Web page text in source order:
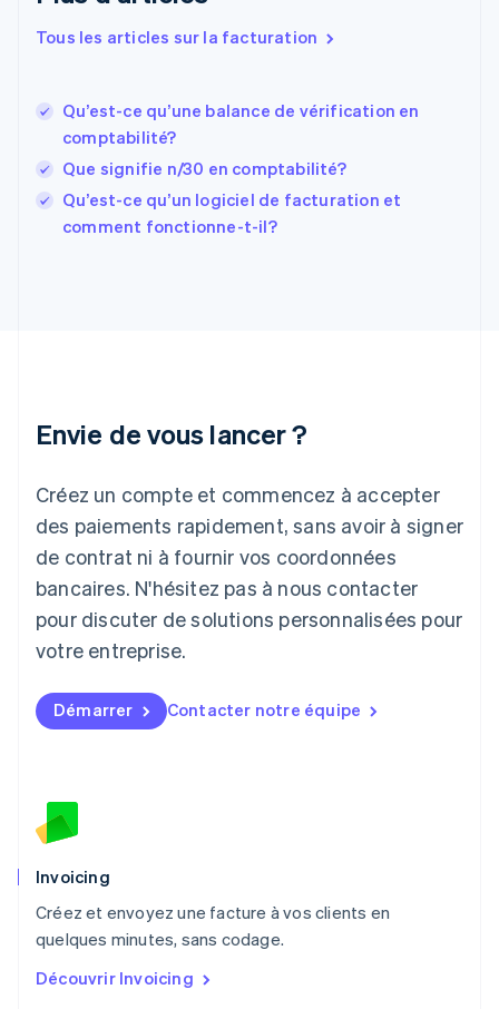
Tous les articles sur la facturation
Qu’est-ce qu’une balance de vérification en
comptabilité?
Que signifie n/30 en comptabilité?
Qu’est-ce qu’un logiciel de facturation et
comment fonctionne-t-il?
Envie de vous lancer ?
Créez un compte et commencez à accepter
des paiements rapidement, sans avoir à signer
de contrat ni à fournir vos coordonnées
bancaires. N'hésitez pas à nous contacter
pour discuter de solutions personnalisées pour
votre entreprise.
Démarrer Contacter notre équipe
Invoicing
Créez et envoyez une facture à vos clients en
quelques minutes, sans codage.
Découvrir Invoicing
EnglishEspañol简体中文
France
Français English
Gibraltar
English
Grèce
English
Hongrie
日本語 English
English
Liechtenstein
Deutsch English
Lituanie
English
Luxembourg
FrançaisDeutschEnglish
Malaisie
Malte
English
Mexique
English
Nouvelle-Zélande
Pays-Bas
Nederlands
Pologne
English
PortuguêsEnglish